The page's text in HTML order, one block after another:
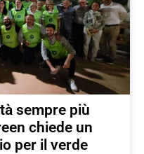
sempre più
chiede un
per il verde